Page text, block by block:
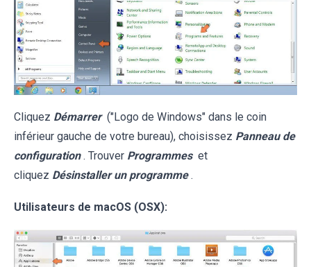
Cliquez Démarrer ("Logo de Windows" dans le coin
inférieur gauche de votre bureau), choisissez Panneau de
configuration . Trouver Programmes et
cliquez Désinstaller un programme .
Utilisateurs de macOS (OSX):